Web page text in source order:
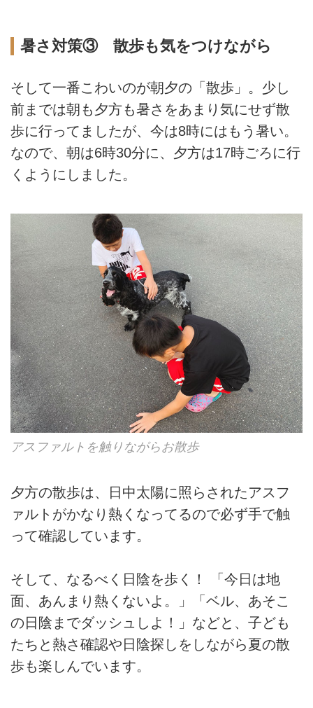
暑さ対策③ 散歩も気をつけながら
そして一番こわいのが朝夕の「散歩」。少し
前までは朝も夕方も暑さをあまり気にせず散
歩に行ってましたが、今は8時にはもう暑い。
なので、朝は6時30分に、夕方は17時ごろに行
くようにしました。
アスファルトを触りながらお散歩
夕方の散歩は、日中太陽に照らされたアスフ
ァルトがかなり熱くなってるので必ず手で触
って確認しています。
そして、なるべく日陰を歩く！ 「今日は地
面、あんまり熱くないよ。」「ベル、あそこ
の日陰までダッシュしよ！」などと、子ども
たちと熱さ確認や日陰探しをしながら夏の散
歩も楽しんでいます。